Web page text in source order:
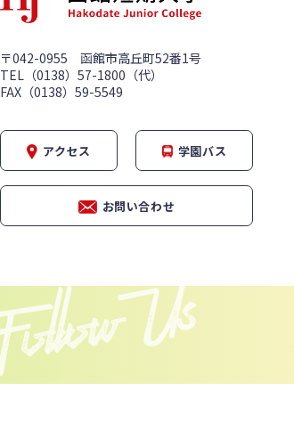
〒042-0955 函館市高丘町52番1号
TEL（0138）57-1800（代）
FAX（0138）59-5549
アクセス 学園バス
お問い合わせ